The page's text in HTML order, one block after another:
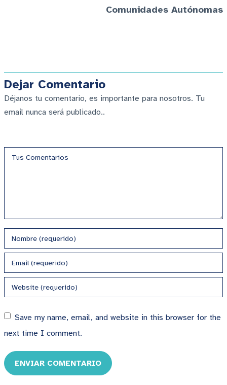
Comunidades Autónomas
Dejar Comentario
Déjanos tu comentario, es importante para nosotros. Tu
email nunca será publicado..
Save my name, email, and website in this browser for the
next time I comment.
ENVIAR COMENTARIO